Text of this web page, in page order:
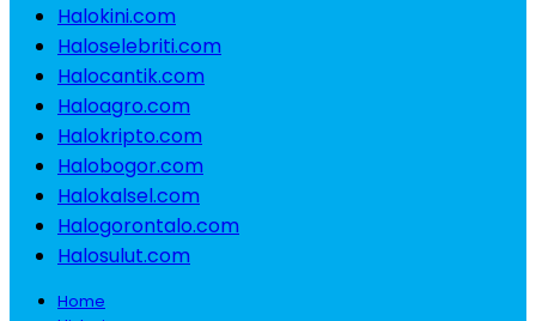
Halokini.com
Haloselebriti.com
Halocantik.com
Haloagro.com
Halokripto.com
Halobogor.com
Halokalsel.com
Halogorontalo.com
Halosulut.com
Home